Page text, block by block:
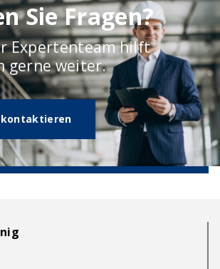
Sie Fragen?
Expertenteam hilft
gerne weiter.